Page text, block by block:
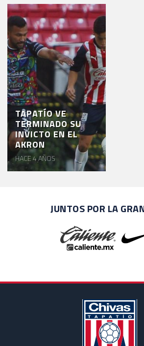
TAPATÍO VE
TERMINADO SU
INVICTO EN EL
AKRON
HACE 4 AÑOS
JUNTOS POR LA